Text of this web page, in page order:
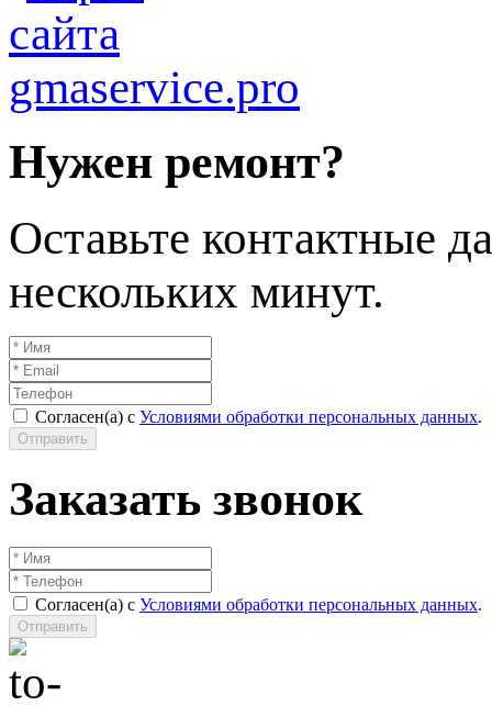
Нужен ремонт?
Оставьте контактные
нескольких минут.
Согласен(а) с Условиями обработки персональных данных.
Отправить
Заказать звонок
Согласен(а) с Условиями обработки персональных данных.
Отправить